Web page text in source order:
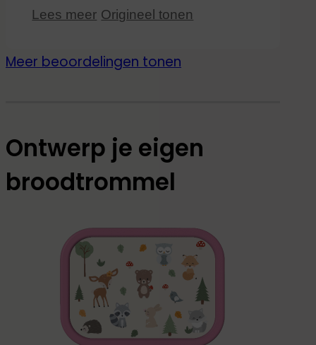
de kleuterschool als de
tevreden mee en ga er
Lees meer Origineel tonen
Meer beoordelingen tonen
Ontwerp je eigen
broodtrommel